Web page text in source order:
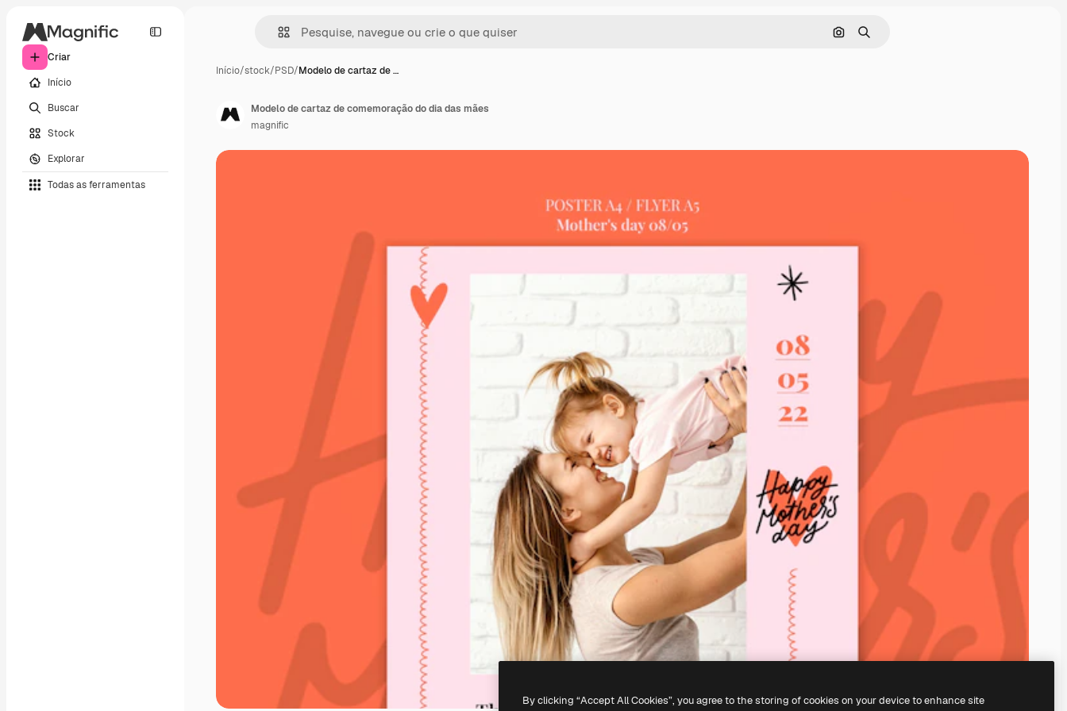
Criar
Início
Buscar
Stock
Explorar
Todas as ferramentas
Pesquisar por imagem
Buscar
Início/stock/PSD/Modelo de cartaz de …
Modelo de cartaz de comemoração do dia das mães
magnific
By clicking “Accept All Cookies”, you agree to the storing of cookies on your device to enhance site